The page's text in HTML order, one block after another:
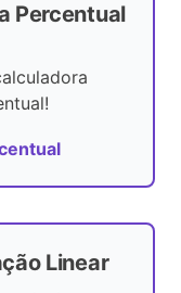
Percentual
Linear